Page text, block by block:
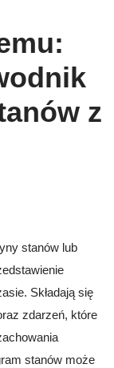
z
stanów lub
Składają się
zdarzeń, które
stanów może